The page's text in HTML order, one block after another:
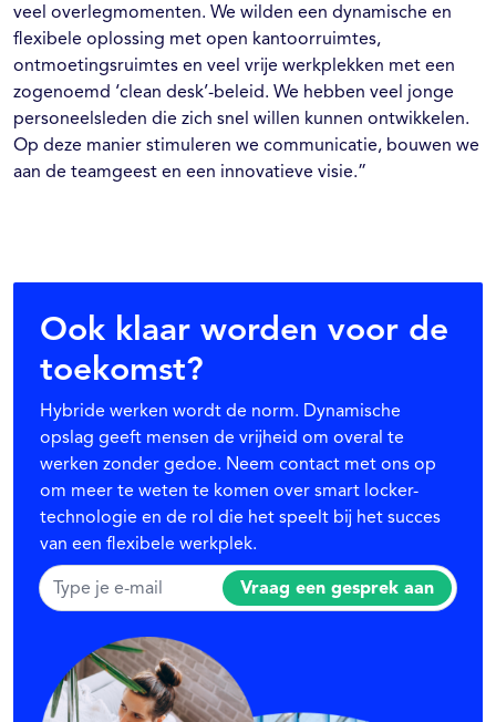
veel overlegmomenten. We wilden een dynamische en
flexibele oplossing met open kantoorruimtes,
ontmoetingsruimtes en veel vrije werkplekken met een
zogenoemd ‘clean desk’-beleid. We hebben veel jonge
personeelsleden die zich snel willen kunnen ontwikkelen.
Op deze manier stimuleren we communicatie, bouwen we
aan de teamgeest en een innovatieve visie.”
Ook klaar worden voor de
toekomst?
Hybride werken wordt de norm. Dynamische
opslag geeft mensen de vrijheid om overal te
werken zonder gedoe. Neem contact met ons op
om meer te weten te komen over smart locker-
technologie en de rol die het speelt bij het succes
van een flexibele werkplek.
Vraag een gesprek aan